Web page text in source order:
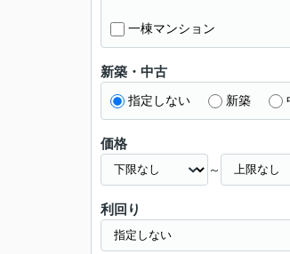
一棟マンション
新築・中古
指定しない 新築
価格
～
利回り